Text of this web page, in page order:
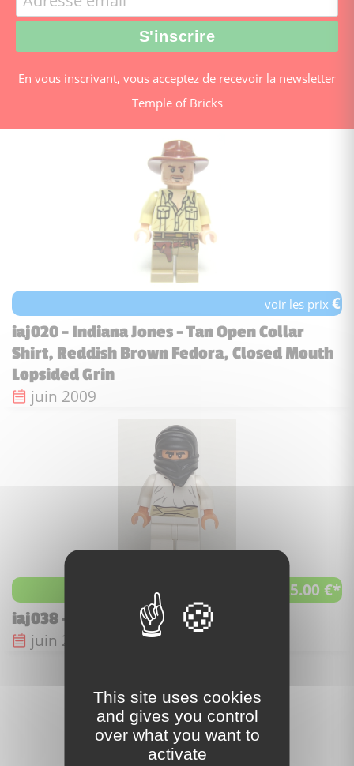
En vous inscrivant, vous acceptez de recevoir la newsletter
Temple of Bricks
voir les prix€
iaj020 - Indiana Jones - Tan Open Collar
Shirt, Reddish Brown Fedora, Closed Mouth
Lopsided Grin
Date de sortie :
juin 2009
25.00 €*
iaj038 - Cairo Thug
Date de sortie :
juin 2009
This site uses cookies
and gives you control
over what you want to
activate